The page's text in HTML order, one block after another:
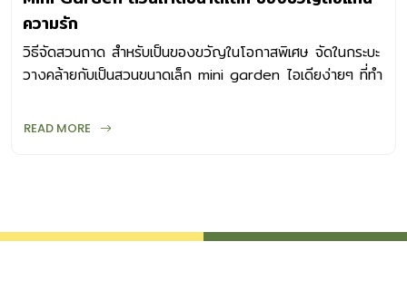
ของวิศวกรหนุ่มผู้นี้ คือการเปลี่ยนสวนมะพร้าวบนที่ดินของ
ครอบครัวให้เป็นที่พักของนักท่องเที่ยว โดยมีจุดขายคือวิถีชีวิต
เกษตรกรรมของคนในชุมชนบางหมาก พร้อมกับคำนิยามสั้น ๆ ที่
กำเนิดของ วิลล่า วาริช รีสอร์ทเล็ก ๆ แห่งนี้ “ตอนที่บอก
ที่มีอยู่ในชุมชนนั้นเป็นจุดขายที่ไม่เหมือนที่อื่น […]
ความรัก
วิธีจัดสวนถาด สำหรับเป็นของขวัญในโอกาสพิเศษ จัดในกระบะ
วางคล้ายกับเป็นสวนขนาดเล็ก mini garden ไอเดียง่ายๆ ที่ทำ
READ MORE